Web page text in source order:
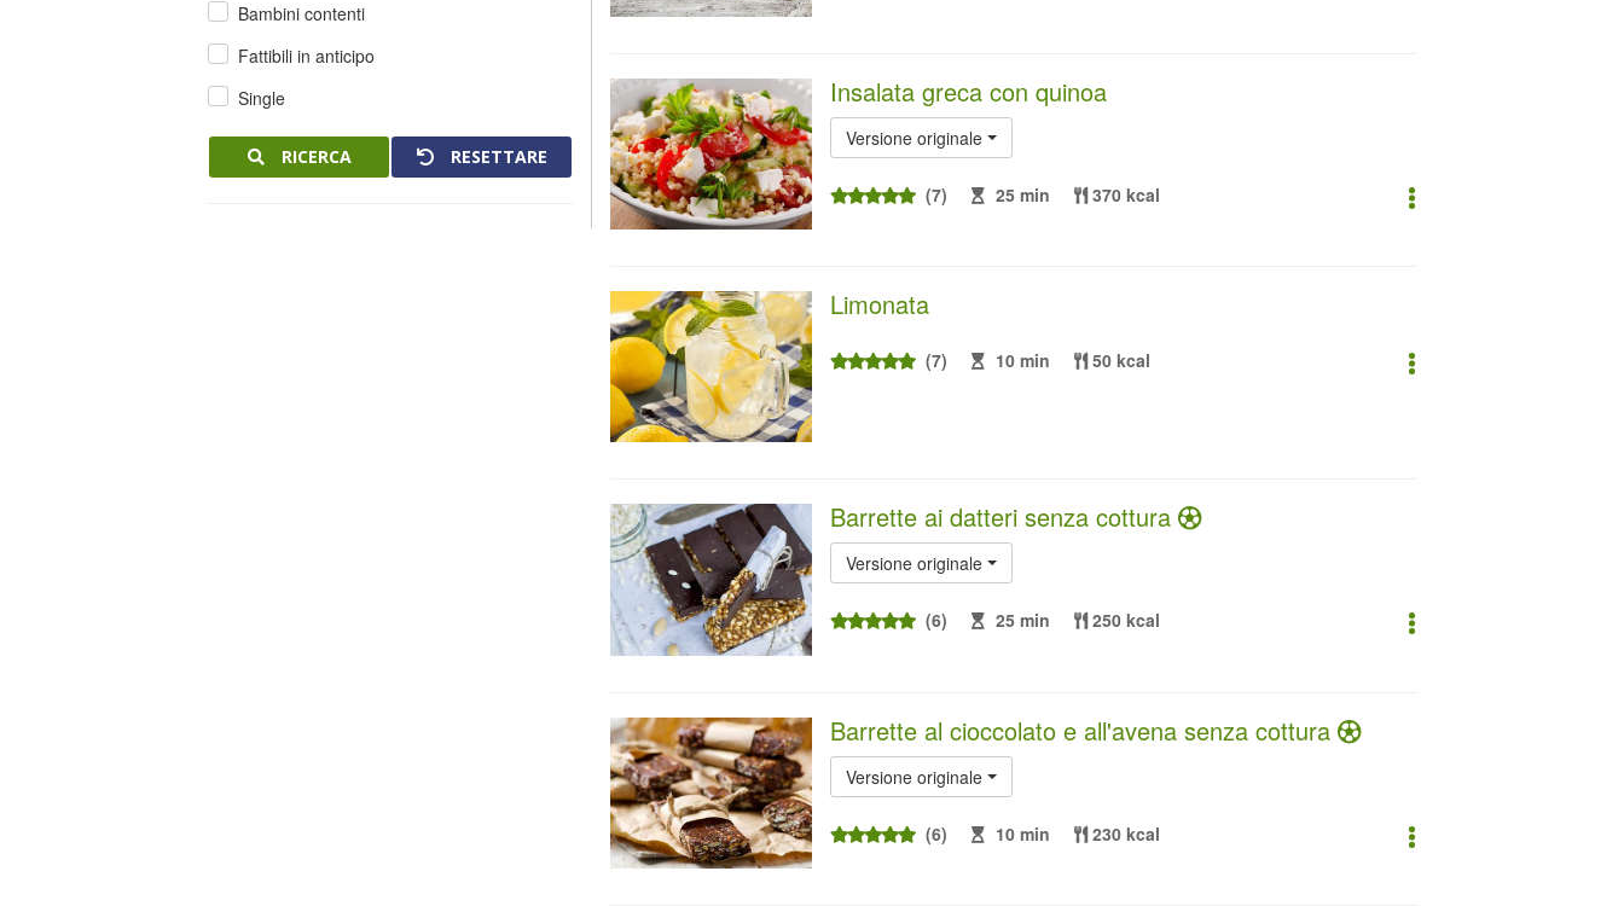
Bambini contenti
Fattibili in anticipo
Single
RICERCA RESETTARE
Insalata greca con quinoa
Versione originale
(7) 25 min 370 kcal
Limonata
(7) 10 min 50 kcal
Barrette ai datteri senza cottura
Versione originale
(6) 25 min 250 kcal
Barrette al cioccolato e all'avena senza cottura
Versione originale
(6) 10 min 230 kcal